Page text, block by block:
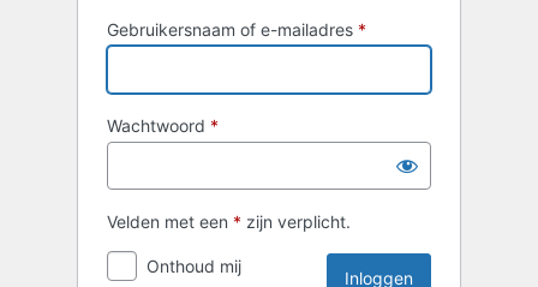
Gebruikersnaam of e-mailadres *
Wachtwoord *
Velden met een * zijn verplicht.
Onthoud mij